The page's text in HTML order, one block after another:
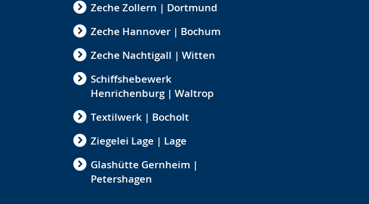
Zeche Zollern | Dortmund
Zeche Hannover | Bochum
Zeche Nachtigall | Witten
Schiffshebewerk
Henrichenburg | Waltrop
Textilwerk | Bocholt
Ziegelei Lage | Lage
Glashütte Gernheim |
Petershagen